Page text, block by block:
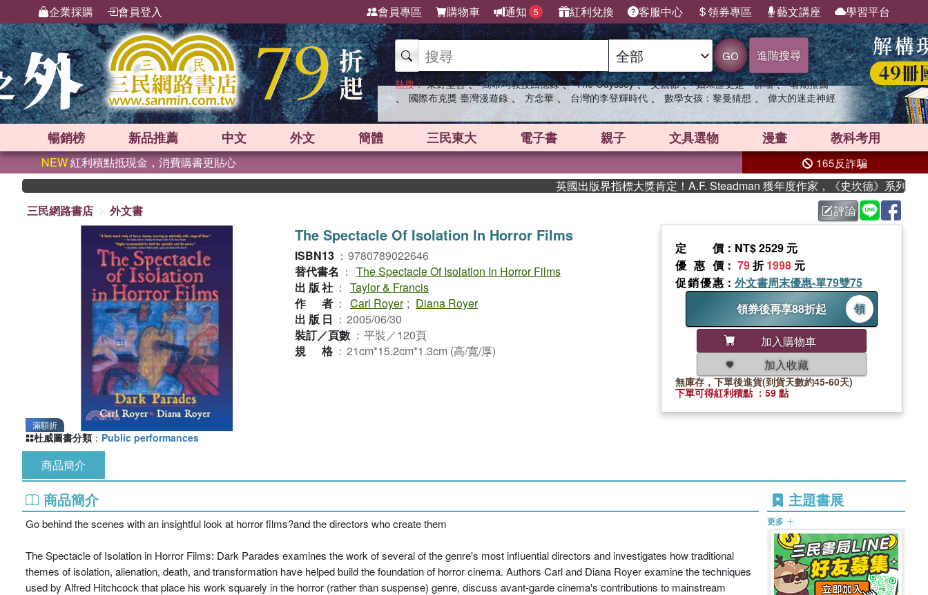
企業採購 會員登入 會員專區 購物車 通知 5 紅利兌換 客服中心 領券專區 藝文講座 學習平台
GO 進階搜尋
熱搜： 東野圭吾 、 高希均教授回憶錄 、 The Odyssey 、 父親節 、 如果歷史是一群喵 、 暑期推薦
、 國際布克獎 臺灣漫遊錄 、 方念華 、 台灣的李登輝時代 、 數學女孩：黎曼猜想 、 偉大的迷走神經
暢銷榜 新品推薦 中文 外文 簡體 三民東大 電子書 親子 文具選物 漫畫 教科考用
NEW紅利積點抵現金，消費購書更貼心 165反詐騙
英國出版界指標大獎肯定！A.F. Steadman 獲年度作家，《史坎德》系列帶你踏
三民網路書店
外文書 評論
滿額折
The Spectacle Of Isolation In Horror Films
ISBN13 ： 9780789022646
替代書名 ： The Spectacle Of Isolation In Horror Films
出版社 ： Taylor & Francis
作者 ： Carl Royer ; Diana Royer
出版日 ： 2005/06/30
裝訂／頁數 ： 平裝／120頁
規格 ： 21cm*15.2cm*1.3cm (高/寬/厚)
定價 ：NT$ 2529 元
優惠價 ： 79折1998 元
促銷優惠 ： 外文書周末優惠-單79雙75
領券後再享88折起
領
加入購物車
加入收藏
無庫存，下單後進貨(到貨天數約45-60天)
下單可得紅利積點 ：59 點
杜威圖書分類 ： Public performances
商品簡介
商品簡介
Go behind the scenes with an insightful look at horror films?and the directors who create them
The Spectacle of Isolation in Horror Films: Dark Parades examines the work of several of the genre's most influential directors and investigates how traditional
themes of isolation, alienation, death, and transformation have helped build the foundation of horror cinema. Authors Carl and Diana Royer examine the techniques
used by Alfred Hitchcock that place his work squarely in the horror (rather than suspense) genre, discuss avant-garde cinema's contributions to mainstream
主題書展
更多